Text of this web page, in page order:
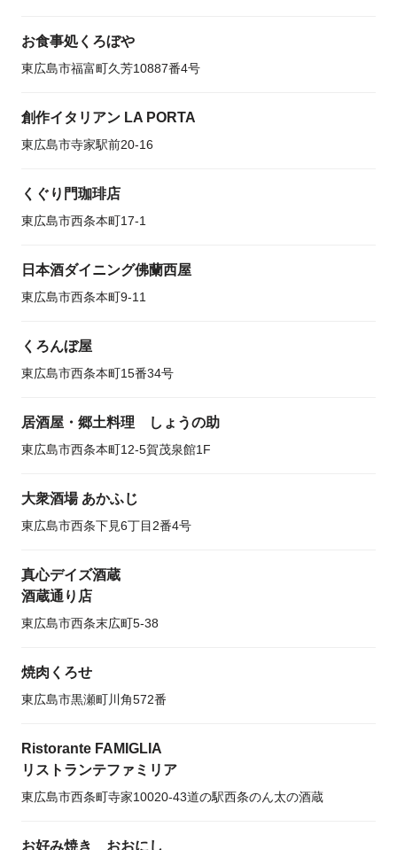
お食事処くろぼや
東広島市福富町久芳10887番4号
創作イタリアン LA PORTA
東広島市寺家駅前20-16
くぐり門珈琲店
東広島市西条本町17-1
日本酒ダイニング佛蘭西屋
東広島市西条本町9-11
くろんぼ屋
東広島市西条本町15番34号
居酒屋・郷土料理 しょうの助
東広島市西条本町12-5賀茂泉館1F
大衆酒場 あかふじ
東広島市西条下見6丁目2番4号
真心デイズ酒蔵
酒蔵通り店
東広島市西条末広町5-38
焼肉くろせ
東広島市黒瀬町川角572番
Ristorante FAMIGLIA
リストランテファミリア
東広島市西条町寺家10020-43道の駅西条のん太の酒蔵
お好み焼き おおにし